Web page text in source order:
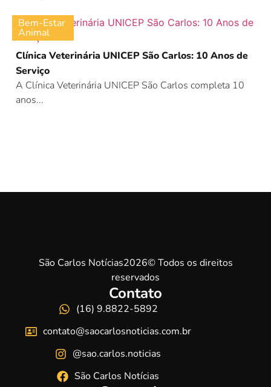
Bem-Estar
Animal
Clínica Veterinária UNICEP São Carlos: 10 Anos de
Serviço
A Clínica Veterinária UNICEP São Carlos completa 10
anos...
São Carlos Notícias2026© Todos os direitos
reservados
Contato
(16) 9.8822-5892
contato@saocarlosnoticias.com.br
@sao.carlos.noticias
São Carlos Notícias